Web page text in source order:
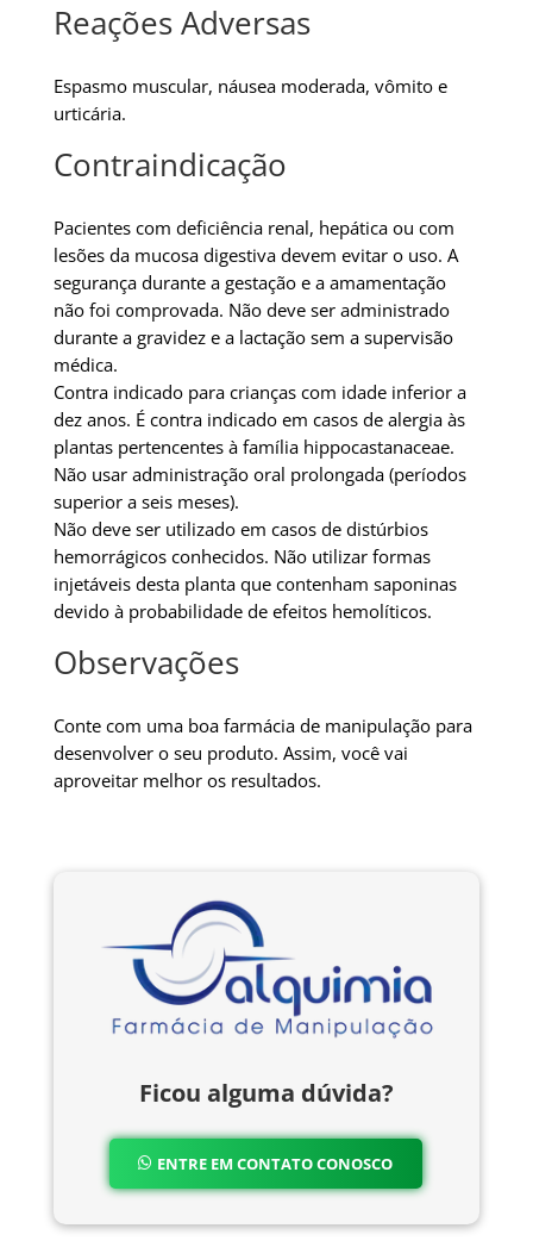
Reações Adversas
Espasmo muscular, náusea moderada, vômito e
urticária.
Contraindicação
Pacientes com deficiência renal, hepática ou com
lesões da mucosa digestiva devem evitar o uso. A
segurança durante a gestação e a amamentação
não foi comprovada. Não deve ser administrado
durante a gravidez e a lactação sem a supervisão
médica.
Contra indicado para crianças com idade inferior a
dez anos. É contra indicado em casos de alergia às
plantas pertencentes à família hippocastanaceae.
Não usar administração oral prolongada (períodos
superior a seis meses).
Não deve ser utilizado em casos de distúrbios
hemorrágicos conhecidos. Não utilizar formas
injetáveis desta planta que contenham saponinas
devido à probabilidade de efeitos hemolíticos.
Observações
Conte com uma boa farmácia de manipulação para
desenvolver o seu produto. Assim, você vai
aproveitar melhor os resultados.
Ficou alguma dúvida?
ENTRE EM CONTATO CONOSCO